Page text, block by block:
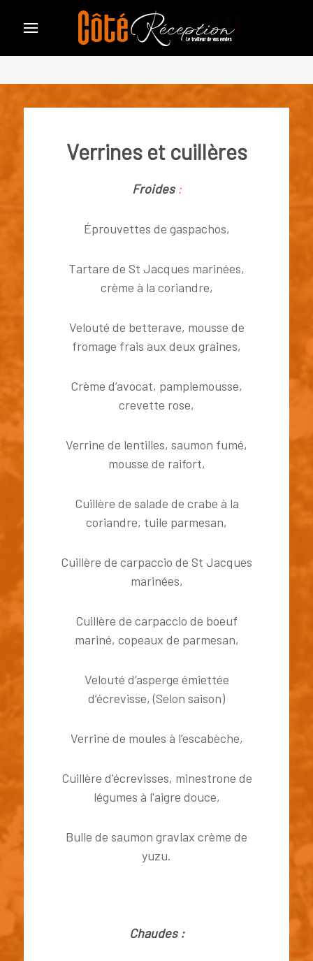
Verrines et cuillères
Froides:
Éprouvettes de gaspachos,
Tartare de St Jacques marinées,
crème à la coriandre,
Velouté de betterave, mousse de
fromage frais aux deux graines,
Crème d’avocat, pamplemousse,
crevette rose,
Verrine de lentilles, saumon fumé,
mousse de raifort,
Cuillère de salade de crabe à la
coriandre, tuile parmesan,
Cuillère de carpaccio de St Jacques
marinées,
Cuillère de carpaccio de boeuf
mariné, copeaux de parmesan,
Velouté d’asperge émiettée
d’écrevisse, (Selon saison)
Verrine de moules à l’escabèche,
Cuillère d'écrevisses, minestrone de
légumes à l'aigre douce,
Bulle de saumon gravlax crème de
yuzu.
Chaudes :